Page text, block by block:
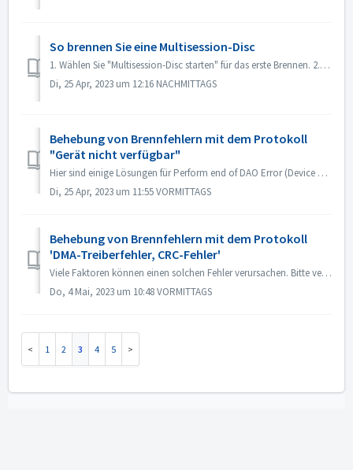
So brennen Sie eine Multisession-Disc
1. Wählen Sie "Multisession-Disc starten" für das erste Brennen. 2. Legen Sie die gebrannte Disc erneut ein. Wählen Sie "Multisession-D...
Di, 25 Apr, 2023 um 12:16 NACHMITTAGS
Behebung von Brennfehlern mit dem Protokoll
"Gerät nicht verfügbar"
Hier sind einige Lösungen für Perform end of DAO Error (Device not available). Upgrade oder Rollback der Treiber-Firmware Meistens tritt dieses Problem au...
Di, 25 Apr, 2023 um 11:55 VORMITTAGS
Behebung von Brennfehlern mit dem Protokoll
'DMA-Treiberfehler, CRC-Fehler'
Viele Faktoren können einen solchen Fehler verursachen. Bitte versuchen Sie die folgenden Methoden: 1. Tauschen Sie die Datenkabel am Brenner aus; 2. Wenn ...
Do, 4 Mai, 2023 um 10:48 VORMITTAGS
1 2 3 4 5